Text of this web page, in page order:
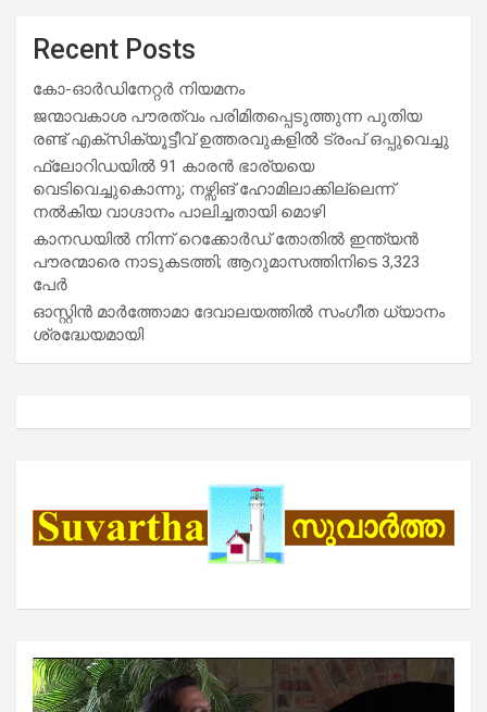
Recent Posts
കോ-ഓർഡിനേറ്റർ നിയമനം
ജന്മാവകാശ പൗരത്വം പരിമിതപ്പെടുത്തുന്ന പുതിയ
രണ്ട് എക്സിക്യൂട്ടീവ് ഉത്തരവുകളിൽ ട്രംപ് ഒപ്പുവെച്ചു
ഫ്ലോറിഡയിൽ 91 കാരൻ ഭാര്യയെ
വെടിവെച്ചുകൊന്നു; നഴ്സിങ് ഹോമിലാക്കില്ലെന്ന്
നൽകിയ വാഗ്ദാനം പാലിച്ചതായി മൊഴി
കാനഡയിൽ നിന്ന് റെക്കോർഡ് തോതിൽ ഇന്ത്യൻ
പൗരന്മാരെ നാടുകടത്തി; ആറുമാസത്തിനിടെ 3,323
പേർ
ഓസ്റ്റിൻ മാർത്തോമാ ദേവാലയത്തിൽ സംഗീത ധ്യാനം
ശ്രദ്ധേയമായി